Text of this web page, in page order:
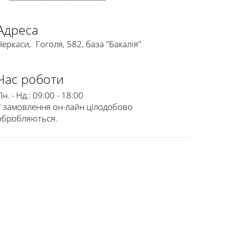
, Гоголя, 582, база "Бакалія"
роботи
- Нд.: 09:00 - 18:00
замовлення он-лайн цілодобово